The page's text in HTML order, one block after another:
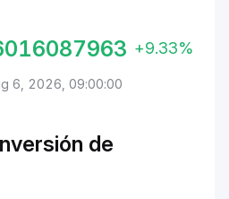
+9.33%
6, 2026, 09:00:00
de